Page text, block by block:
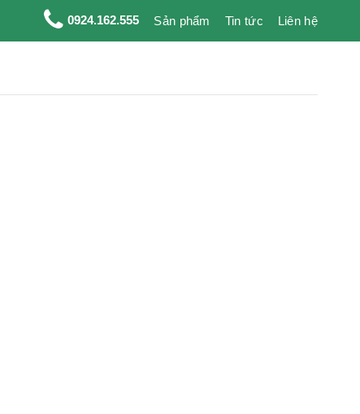
0924.162.555 Sản phẩm Tin tức Liên hệ